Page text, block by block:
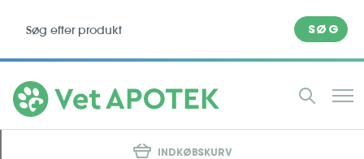
SØG
INDKØBSKURV